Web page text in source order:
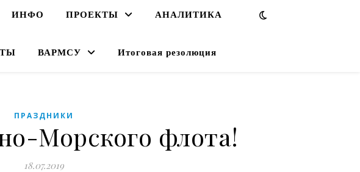
ИНФО ПРОЕКТЫ АНАЛИТИКА
ВАРМСУ Итоговая резолюция
ПРАЗДНИКИ
Морского флота!
18.07.2019